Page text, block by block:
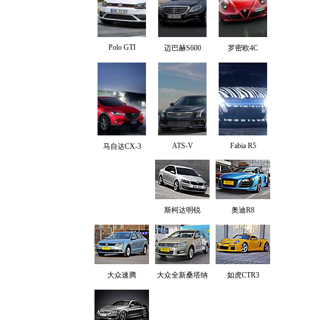
Polo GTI 迈巴赫S600 罗密欧4C
马自达CX-3 ATS-V Fabia R5
斯柯达明锐 奥迪R8
大众速腾 大众全新桑塔纳 如虎CTR3